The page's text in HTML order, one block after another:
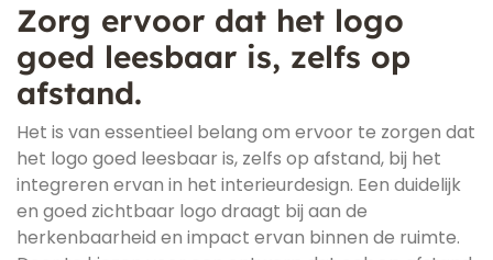
Zorg ervoor dat het logo
goed leesbaar is, zelfs op
afstand.
Het is van essentieel belang om ervoor te zorgen dat
het logo goed leesbaar is, zelfs op afstand, bij het
integreren ervan in het interieurdesign. Een duidelijk
en goed zichtbaar logo draagt bij aan de
herkenbaarheid en impact ervan binnen de ruimte.